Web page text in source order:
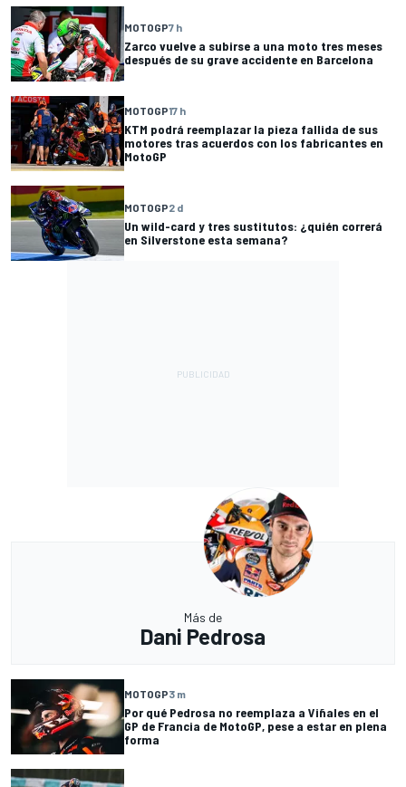
MOTOGP7 h
Zarco vuelve a subirse a una moto tres meses
después de su grave accidente en Barcelona
MOTOGP17 h
KTM podrá reemplazar la pieza fallida de sus
motores tras acuerdos con los fabricantes en
MotoGP
MOTOGP2 d
Un wild-card y tres sustitutos: ¿quién correrá
en Silverstone esta semana?
Más de
Dani Pedrosa
MOTOGP3 m
Por qué Pedrosa no reemplaza a Viñales en el
GP de Francia de MotoGP, pese a estar en plena
forma